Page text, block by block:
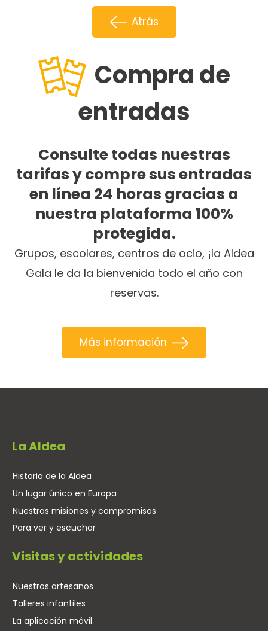
Atrás
Compra de
entradas
Consulte todas nuestras
tarifas y compre sus entradas
en línea 24 horas gracias a
nuestra plataforma 100%
protegida.
Grupos, escolares, centros de ocio, ¡la Aldea
Gala le da la bienvenida todo el año con
reservas.
Más información
La Aldea
Historia de la Aldea
Un lugar único en Europa
Nuestras misiones y compromisos
Para ver y escuchar
Visitas y actividades
Nuestros artesanos
Talleres infantiles
La aplicación móvil